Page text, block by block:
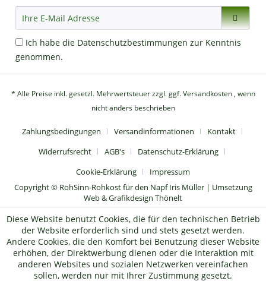
Ich habe die Datenschutzbestimmungen zur Kenntnis
genommen.
* Alle Preise inkl. gesetzl. Mehrwertsteuer zzgl.ggf. Versandkosten, wenn
nicht anders beschrieben
Zahlungsbedingungen Versandinformationen
Kontakt
Widerrufsrecht
AGB's
Datenschutz-Erklärung
Cookie-Erklärung
Impressum
Copyright © RohSinn-Rohkost für den Napf Iris Müller | Umsetzung
Web & Grafikdesign Thönelt
Diese Website benutzt Cookies, die für den technischen Betrieb
der Website erforderlich sind und stets gesetzt werden.
Andere Cookies, die den Komfort bei Benutzung dieser Website
erhöhen, der Direktwerbung dienen oder die Interaktion mit
anderen Websites und sozialen Netzwerken vereinfachen
sollen, werden nur mit Ihrer Zustimmung gesetzt.